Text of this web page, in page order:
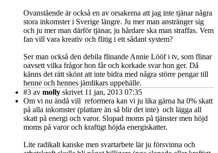
Ovanstående är också en av orsakerna att jag inte tjänar några
stora inkomster i Sverige längre. Ju mer man anstränger sig
och ju mer man därför tjänar, ju hårdare ska man straffas. Vem
fan vill vara kreativ och flitig i ett sådant system?
Ser man också den debila flinande Annie Lööf i tv, som flinar
oavsett vilka frågor hon får och korkade svar hon ger. Då
känns det rätt skönt att inte bidra med några större pengar till
henne och hennes jämlikars uppehälle.
#3 av molly skrivet 11 jan, 2013 07:35
Om vi nu ändå vill reformera kan vi ju lika gärna ha 0% skatt
på alla inkomster (plattare än så blir det inte) och lägga all
skatt på energi och varor. Slopad moms på tjänster men höjd
moms på varor och kraftigt höjda energiskatter.
Lite radikalt kanske men svartarbete lär ju försvinna och